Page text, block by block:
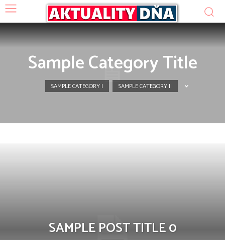
Sample Category Title
SAMPLE CATEGORY I SAMPLE CATEGORY II
SAMPLE POST TITLE 0